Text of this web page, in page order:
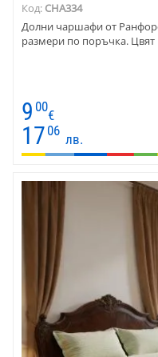
Код: CHA334
Долни чаршафи от
размери по поръчка. Цвят
9 00
€
17 06
лв.